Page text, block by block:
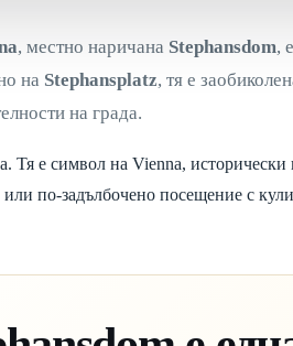
, местно наричана Stephansdom,
на Stephansplatz, тя е
на града.
Тя е символ на Vienna,
по-задълбочено посещение с